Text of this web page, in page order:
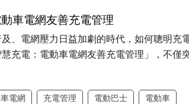
車電網友善充電管理
、電網壓力日益加劇的時代，如何聰明充
充電：電動車電網友善充電管理」，不
電網 充電管理 電動巴士 電動車